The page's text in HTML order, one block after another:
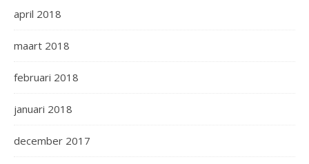
april 2018
maart 2018
februari 2018
januari 2018
december 2017